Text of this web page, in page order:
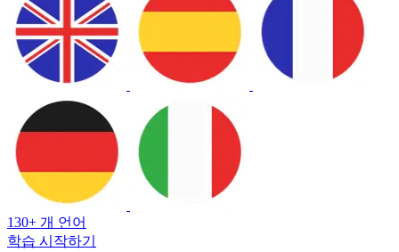
130+ 개 언어
학습 시작하기